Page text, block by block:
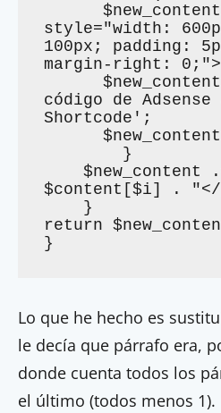
      $new_content .= '<div
style="width:
100px; padding:
margin-right:
      $new_content .= 'Pega el
código de
Shortcode';
      $new_content .= '</div>';
    $new_content .=
$content[$i] . "</
return
}
Lo que he hecho es
le decía que párrafo era,
donde cuenta todos los
el último (todos menos 1).